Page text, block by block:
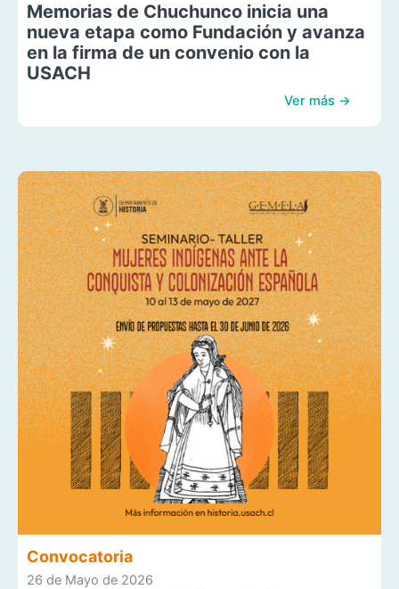
Memorias de Chuchunco inicia una
nueva etapa como Fundación y avanza
en la firma de un convenio con la
USACH
Ver más →
Convocatoria
26 de Mayo de 2026